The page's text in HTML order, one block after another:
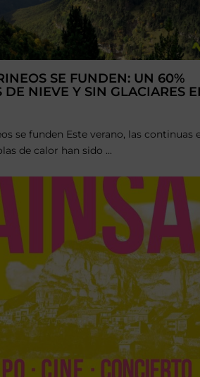
SE FUNDEN: UN 60%
DE NIEVE Y SIN GLACIARES
se funden Este verano, las continuas
de calor han sido ...